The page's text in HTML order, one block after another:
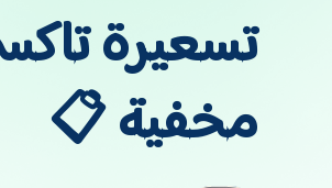
تسعيرة
مخفية 📋